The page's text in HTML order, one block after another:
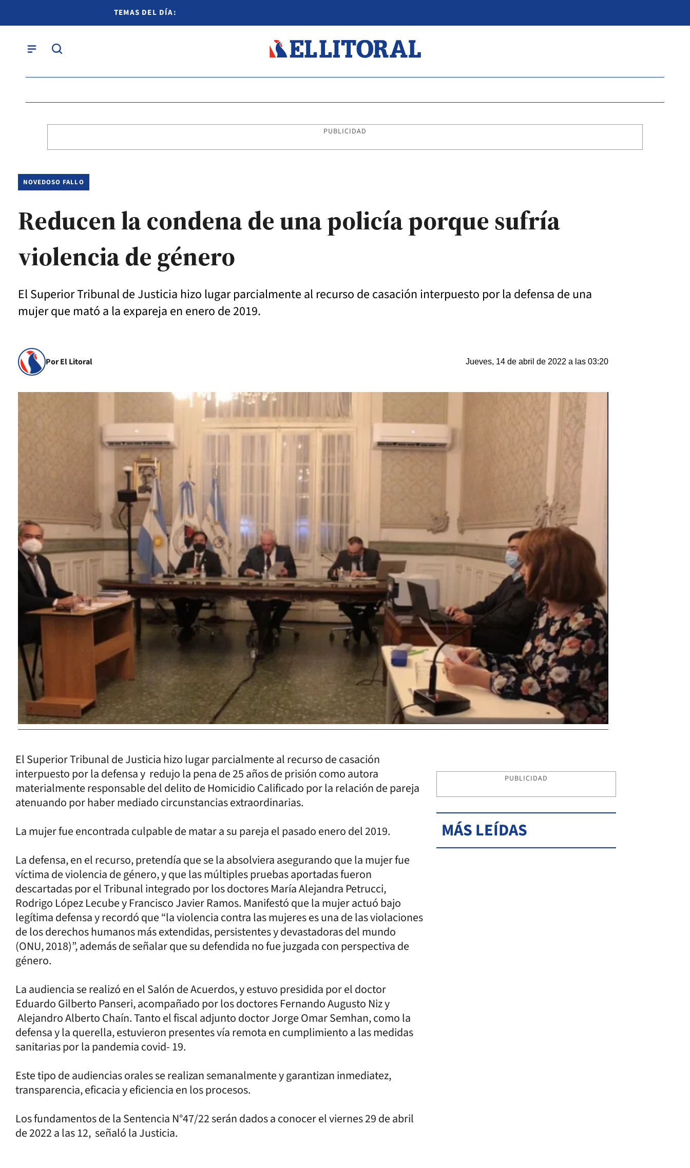
TEMAS DEL DÍA:
PUBLICIDAD
NOVEDOSO FALLO
Reducen la condena de una policía porque sufría
violencia de género
El Superior Tribunal de Justicia hizo lugar parcialmente al recurso de casación interpuesto por la defensa de una
mujer que mató a la expareja en enero de 2019.
Por El Litoral Jueves, 14 de abril de 2022 a las 03:20
El Superior Tribunal de Justicia hizo lugar parcialmente al recurso de casación
interpuesto por la defensa y redujo la pena de 25 años de prisión como autora
materialmente responsable del delito de Homicidio Calificado por la relación de pareja
atenuando por haber mediado circunstancias extraordinarias.
La mujer fue encontrada culpable de matar a su pareja el pasado enero del 2019.
La defensa, en el recurso, pretendía que se la absolviera asegurando que la mujer fue
víctima de violencia de género, y que las múltiples pruebas aportadas fueron
descartadas por el Tribunal integrado por los doctores María Alejandra Petrucci,
Rodrigo López Lecube y Francisco Javier Ramos. Manifestó que la mujer actuó bajo
legítima defensa y recordó que “la violencia contra las mujeres es una de las violaciones
de los derechos humanos más extendidas, persistentes y devastadoras del mundo
(ONU, 2018)”, además de señalar que su defendida no fue juzgada con perspectiva de
género.
La audiencia se realizó en el Salón de Acuerdos, y estuvo presidida por el doctor
Eduardo Gilberto Panseri, acompañado por los doctores Fernando Augusto Niz y
Alejandro Alberto Chaín. Tanto el fiscal adjunto doctor Jorge Omar Semhan, como la
defensa y la querella, estuvieron presentes vía remota en cumplimiento a las medidas
sanitarias por la pandemia covid- 19.
Este tipo de audiencias orales se realizan semanalmente y garantizan inmediatez,
transparencia, eficacia y eficiencia en los procesos.
Los fundamentos de la Sentencia N°47/22 serán dados a conocer el viernes 29 de abril
de 2022 a las 12, señaló la Justicia.
PUBLICIDAD
MÁS LEÍDAS